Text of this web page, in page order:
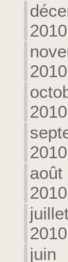
2010
2010
2010
2010
août
2010
2010
juin